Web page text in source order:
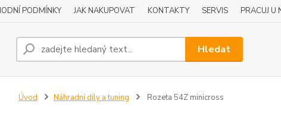
PODMÍNKY JAK NAKUPOVAT KONTAKTY SERVIS PRACUJ U
Hledat
Úvod Náhradní díly a tuning Rozeta 54Z minicross